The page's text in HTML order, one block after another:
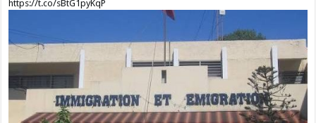
https://t.co/sBtG1pyKqP